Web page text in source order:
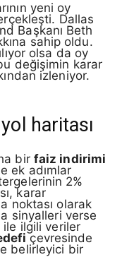
yeni oy
Dallas
Başkanı Beth
sahip oldu.
olsa da oy
değişimin karar
izleniyor.
haritası
bir faiz indirimi
ek adımlar
2%
karar
noktası olarak
sinyalleri verse
ilgili veriler
çevresinde
belirleyici bir